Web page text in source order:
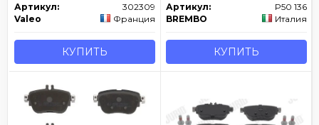
Артикул:
302309
Valeo
Франция
КУПИТЬ
Артикул:
P50 136
BREMBO
Италия
КУПИТЬ